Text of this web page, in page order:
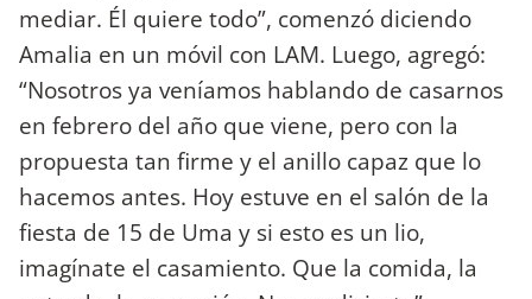
mediar. Él quiere todo”, comenzó diciendo
Amalia en un móvil con LAM. Luego, agregó:
“Nosotros ya veníamos hablando de casarnos
en febrero del año que viene, pero con la
propuesta tan firme y el anillo capaz que lo
hacemos antes. Hoy estuve en el salón de la
fiesta de 15 de Uma y si esto es un lio,
imagínate el casamiento. Que la comida, la